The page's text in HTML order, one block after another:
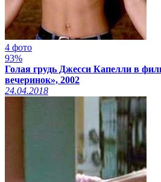
4 фото
93%
Голая грудь Джесси Капелли в
вечеринок», 2002
24.04.2018